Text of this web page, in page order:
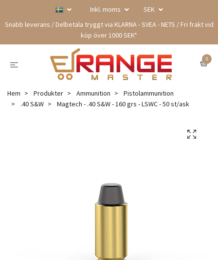
Inkl. moms
SEK
Snabb leverans / Delbetala tryggt via KLARNA - SVEA - NETS / Fri frakt vid
köp över 1000 SEK*
0
Hem Produkter Ammunition
Pistolammunition
.40 S&W
Magtech - .40 S&W - 160 grs - LSWC - 50 st/ask